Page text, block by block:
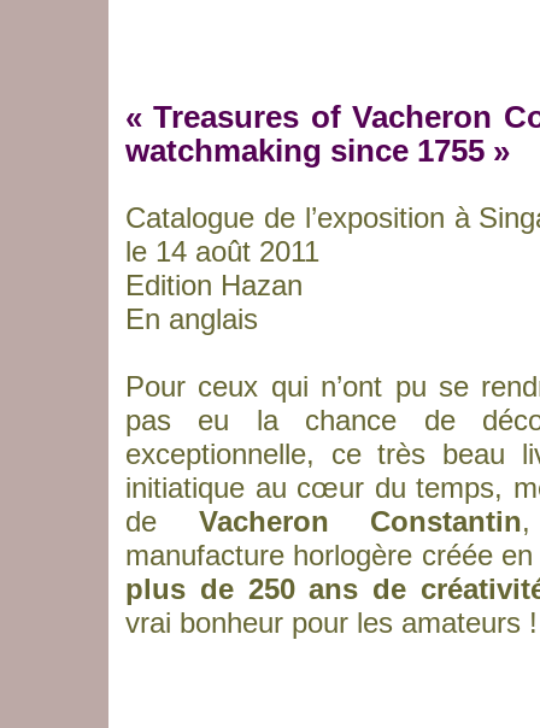
« Treasures of Vacheron
watchmaking since 1755 »
Catalogue de l’exposition à
le 14 août 2011
Edition Hazan
En anglais
Pour ceux qui n’ont pu se
pas eu la chance de
exceptionnelle, ce très beau
initiatique au cœur du temps,
de Vacheron Constantin
manufacture horlogère créée
plus de 250 ans de
vrai bonheur pour les amateurs !